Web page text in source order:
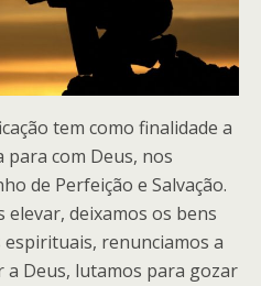
tem como finalidade a
com Deus, nos
de Perfeição e Salvação.
deixamos os bens
renunciamos a
Deus, lutamos para gozar